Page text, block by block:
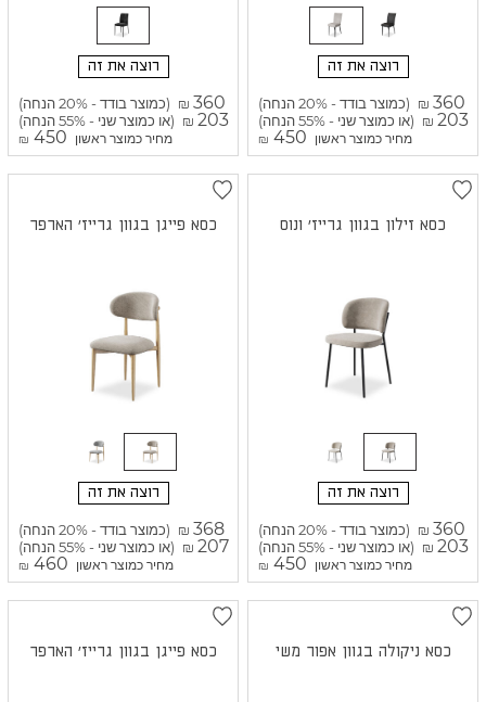
רוצה את זה
₪ 360 (כמוצר בודד - 20% הנחה)
₪ 203 (או כמוצר שני - 55% הנחה)
מחיר כמוצר ראשון ₪ 450
רוצה את זה
₪ 360 (כמוצר בודד - 20% הנחה)
₪ 203 (או כמוצר שני - 55% הנחה)
מחיר כמוצר ראשון ₪ 450
כסא זילון בגוון גרייז' ונוס
רוצה את זה
₪ 360 (כמוצר בודד - 20% הנחה)
₪ 203 (או כמוצר שני - 55% הנחה)
מחיר כמוצר ראשון ₪ 450
כסא פייגן בגוון גרייז' הארפר
רוצה את זה
₪ 368 (כמוצר בודד - 20% הנחה)
₪ 207 (או כמוצר שני - 55% הנחה)
מחיר כמוצר ראשון ₪ 460
כסא ניקולה בגוון אפור משי כסא פייגן בגוון גרייז' הארפר